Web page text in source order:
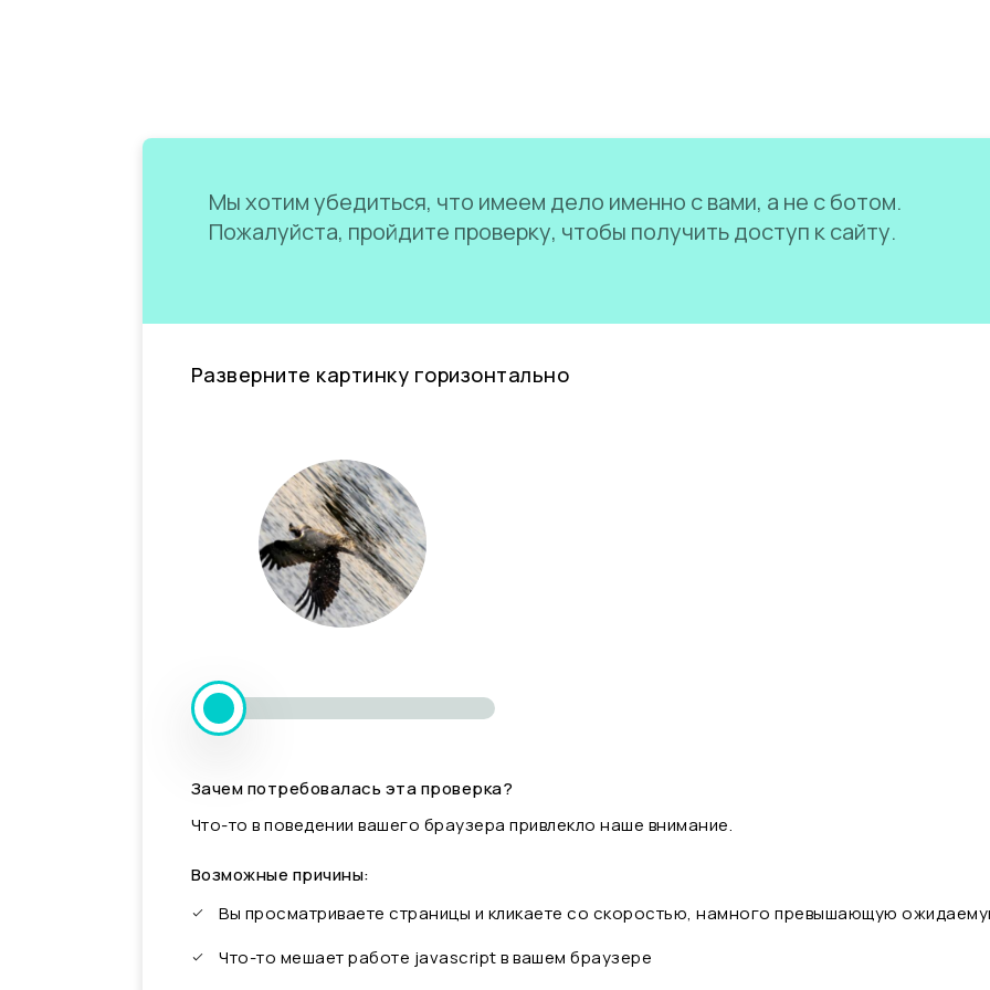
Мы хотим убедиться, что имеем дело именно с вами, а не с ботом.
Пожалуйста, пройдите проверку, чтобы получить доступ к сайту.
Разверните картинку горизонтально
Зачем потребовалась эта проверка?
Что-то в поведении вашего браузера привлекло наше внимание.
Возможные причины:
Вы просматриваете страницы и кликаете со скоростью, намного превышающую
Что-то мешает работе javascript в вашем браузере